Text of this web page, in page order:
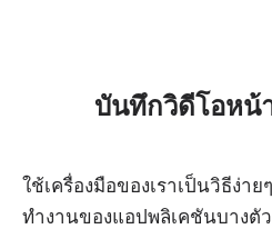
บันทึกวิดีโอหน้
ใช้เครื่องมือของเราเป็นวิธีง่า
ทำงานของแอปพลิเคชันบางตั